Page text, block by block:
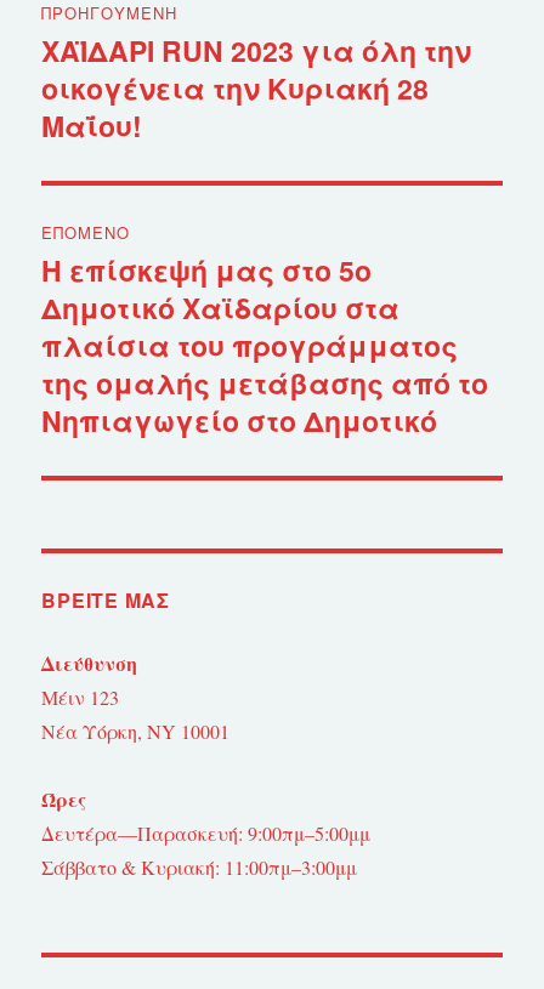
άρθρων
ΠΡΟΗΓΟΎΜΕΝΗ
Προηγούμενο
άρθρο:
ΧΑΪΔΑΡΙ RUN 2023 για όλη την
οικογένεια την Κυριακή 28
Μαΐου!
ΕΠΌΜΕΝΟ
Επόμενο
άρθρο:
Η επίσκεψή μας στο 5ο
Δημοτικό Χαϊδαρίου στα
πλαίσια του προγράμματος
της ομαλής μετάβασης από το
Νηπιαγωγείο στο Δημοτικό
ΒΡΕΊΤΕ ΜΑΣ
Διεύθυνση
Μέιν 123
Νέα Υόρκη, NY 10001
Ώρες
Δευτέρα—Παρασκευή: 9:00πμ–5:00μμ
Σάββατο & Κυριακή: 11:00πμ–3:00μμ